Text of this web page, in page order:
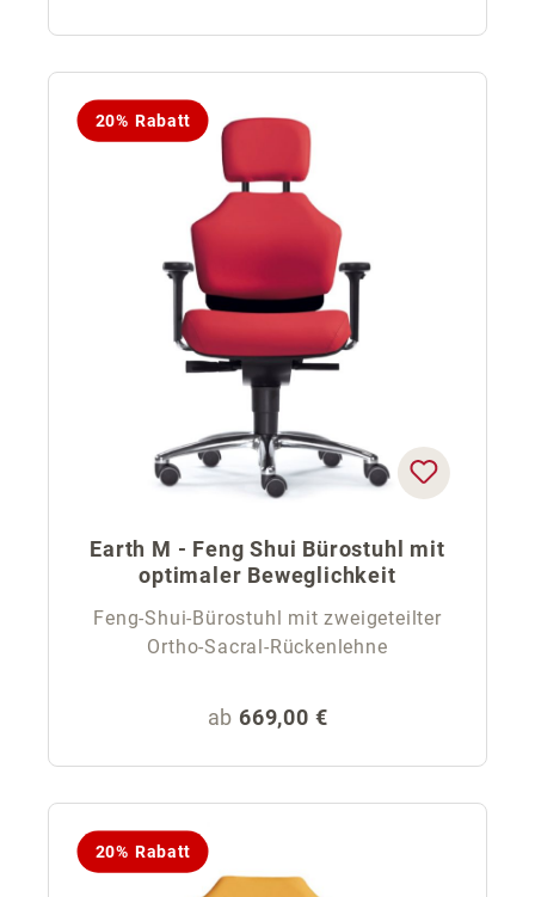
20% Rabatt
Earth M - Feng Shui Bürostuhl mit
optimaler Beweglichkeit
Feng-Shui-Bürostuhl mit zweigeteilter
Ortho-Sacral-Rückenlehne
Regulärer Preis:
ab 669,00 €
20% Rabatt